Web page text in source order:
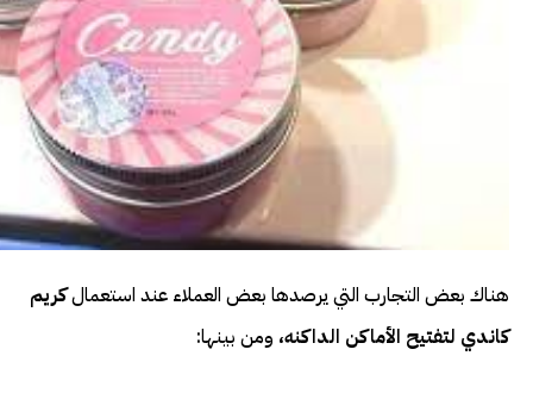
هناك بعض التجارب التي يرصدها بعض العملاء عند استعمالكريم
كاندي لتفتيح الأماكن الداكنه، ومن بينها: